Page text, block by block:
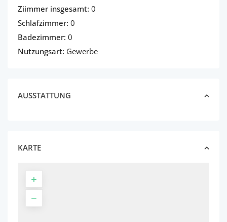
Ziimmer insgesamt: 0
Schlafzimmer: 0
Badezimmer: 0
Nutzungsart: Gewerbe
AUSSTATTUNG
KARTE